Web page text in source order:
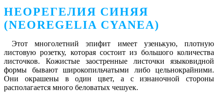
НЕОРЕГЕЛИЯ СИНЯЯ
(NEOREGELIA CYANEA)
Этот многолетний эпифит имеет узенькую, плотную
листовую розетку, которая состоит из большого количества
листочков. Кожистые заостренные листочки языковидной
формы бывают широкопильчатыми либо цельнокрайними.
Они окрашены в один цвет, а с изнаночной стороны
располагается много беловатых чешуек.